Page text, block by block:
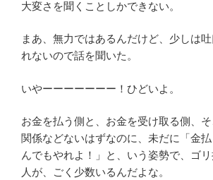
大変さを聞くことしかできない。
まあ、無力ではあるんだけど、少しは
れないので話を聞いた。
いやーーーーーーー！ひどいよ。
お金を払う側と、お金を受け取る側、
関係などないはずなのに、未だに「金
んでもやれよ！」と、いう姿勢で、ゴ
人が、ごく少数いるんだよな。